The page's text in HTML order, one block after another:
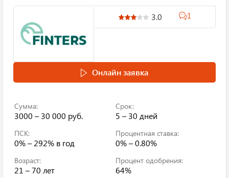
3.0 1
Онлайн заявка
Сумма:
3000 – 30 000 руб.
Срок:
5 – 30 дней
ПСК:
0% – 292% в год
Процентная ставка:
0% – 0.80%
Возраст:
21 – 70 лет
Процент одобрения:
64%